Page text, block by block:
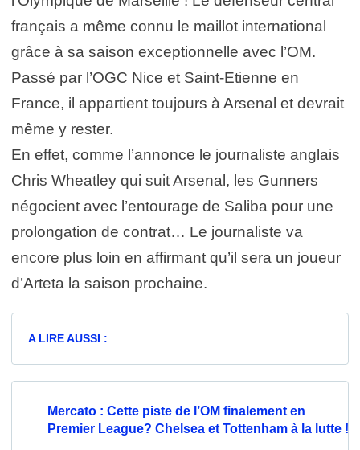
français a même connu le maillot international
grâce à sa saison exceptionnelle avec l’OM.
Passé par l’OGC Nice et Saint-Etienne en
France, il appartient toujours à Arsenal et devrait
même y rester.
En effet, comme l’annonce le journaliste anglais
Chris Wheatley qui suit Arsenal, les Gunners
négocient avec l’entourage de Saliba pour une
prolongation de contrat… Le journaliste va
encore plus loin en affirmant qu’il sera un joueur
d’Arteta la saison prochaine.
A LIRE AUSSI :
Mercato : Cette piste de l’OM finalement en
Premier League? Chelsea et Tottenham à la lutte !